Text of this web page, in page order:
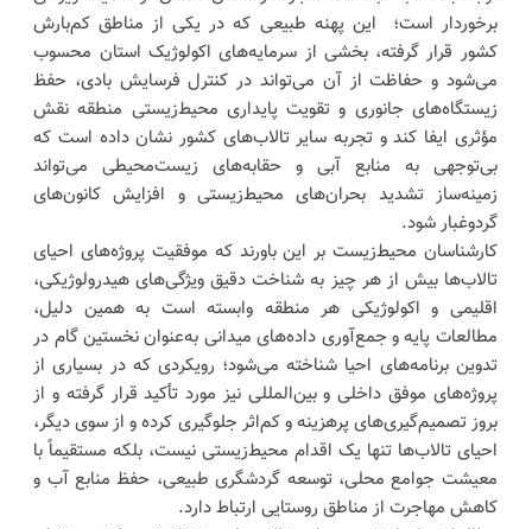
برخوردار است؛ این پهنه طبیعی که در یکی از مناطق کم‌بارش
کشور قرار گرفته، بخشی از سرمایه‌های اکولوژیک استان محسوب
می‌شود و حفاظت از آن می‌تواند در کنترل فرسایش بادی، حفظ
زیستگاه‌های جانوری و تقویت پایداری محیط‌زیستی منطقه نقش
مؤثری ایفا کند و تجربه سایر تالاب‌های کشور نشان داده است که
بی‌توجهی به منابع آبی و حقابه‌های زیست‌محیطی می‌تواند
زمینه‌ساز تشدید بحران‌های محیط‌زیستی و افزایش کانون‌های
گردوغبار شود.
کارشناسان محیط‌زیست بر این باورند که موفقیت پروژه‌های احیای
تالاب‌ها بیش از هر چیز به شناخت دقیق ویژگی‌های هیدرولوژیکی،
اقلیمی و اکولوژیکی هر منطقه وابسته است به همین دلیل،
مطالعات پایه و جمع‌آوری داده‌های میدانی به‌عنوان نخستین گام در
تدوین برنامه‌های احیا شناخته می‌شود؛ رویکردی که در بسیاری از
پروژه‌های موفق داخلی و بین‌المللی نیز مورد تأکید قرار گرفته و از
بروز تصمیم‌گیری‌های پرهزینه و کم‌اثر جلوگیری کرده و از سوی دیگر،
احیای تالاب‌ها تنها یک اقدام محیط‌زیستی نیست، بلکه مستقیماً با
معیشت جوامع محلی، توسعه گردشگری طبیعی، حفظ منابع آب و
کاهش مهاجرت از مناطق روستایی ارتباط دارد.